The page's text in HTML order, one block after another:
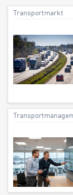
Transportmarkt